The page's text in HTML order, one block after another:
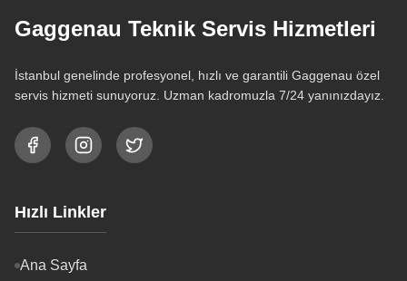
Gaggenau Teknik Servis Hizmetleri
İstanbul genelinde profesyonel, hızlı ve garantili Gaggenau özel
servis hizmeti sunuyoruz. Uzman kadromuzla 7/24 yanınızdayız.
Hızlı Linkler
Ana Sayfa